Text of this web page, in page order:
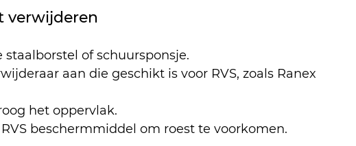
verwijderen
staalborstel of schuursponsje.
aan die geschikt is voor RVS, zoals Ranex
het oppervlak.
beschermmiddel om roest te voorkomen.